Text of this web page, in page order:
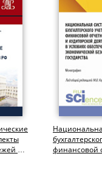
в
финансовой